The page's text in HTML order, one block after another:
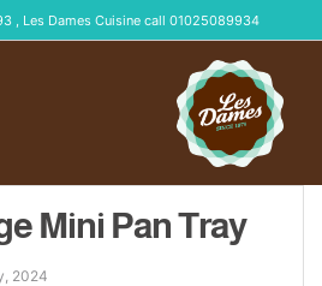
, Les Dames Cuisine call 01025089934
Mini Pan Tray
2024